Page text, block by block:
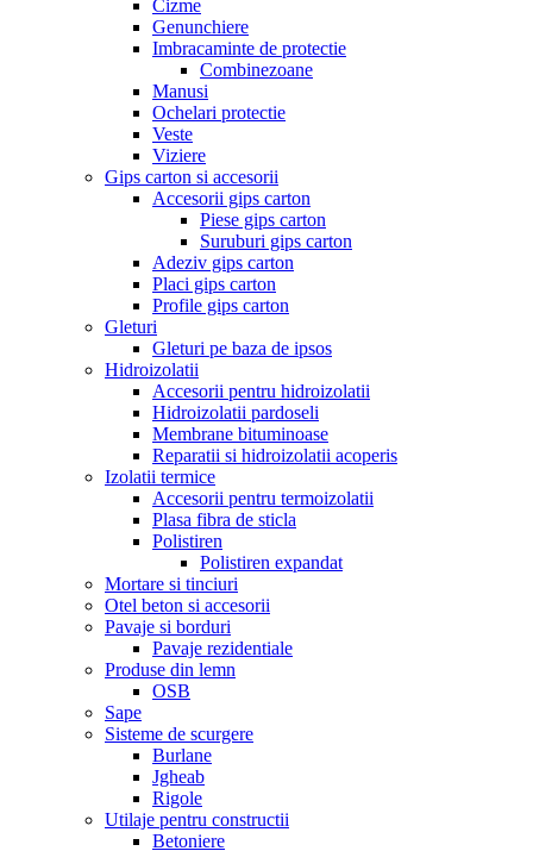
Cizme
Genunchiere
Imbracaminte de protectie
Combinezoane
Manusi
Ochelari protectie
Veste
Viziere
Gips carton si accesorii
Accesorii gips carton
Piese gips carton
Suruburi gips carton
Adeziv gips carton
Placi gips carton
Profile gips carton
Gleturi
Gleturi pe baza de ipsos
Hidroizolatii
Accesorii pentru hidroizolatii
Hidroizolatii pardoseli
Membrane bituminoase
Reparatii si hidroizolatii acoperis
Izolatii termice
Accesorii pentru termoizolatii
Plasa fibra de sticla
Polistiren
Polistiren expandat
Mortare si tinciuri
Otel beton si accesorii
Pavaje si borduri
Pavaje rezidentiale
Produse din lemn
OSB
Sape
Sisteme de scurgere
Burlane
Jgheab
Rigole
Utilaje pentru constructii
Betoniere